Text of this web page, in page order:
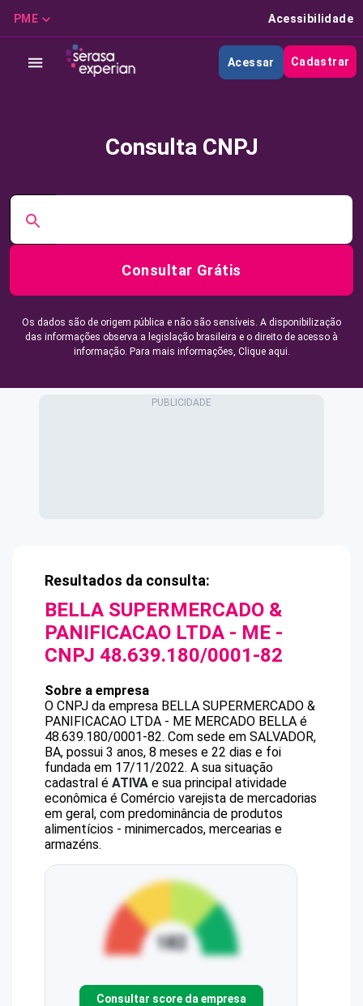
PME Acessibilidade
Acessar Cadastrar
Consulta CNPJ
Consultar Grátis
Os dados são de origem pública e não são sensíveis. A disponibilização
das informações observa a legislação brasileira e o direito de acesso à
informação. Para mais informações, Clique aqui.
Resultados da consulta:
BELLA SUPERMERCADO &
PANIFICACAO LTDA - ME -
CNPJ 48.639.180/0001-82
Sobre a empresa
O CNPJ da empresa BELLA SUPERMERCADO &
PANIFICACAO LTDA - ME MERCADO BELLA é
48.639.180/0001-82. Com sede em SALVADOR,
BA, possui 3 anos, 8 meses e 22 dias e foi
fundada em 17/11/2022. A sua situação
cadastral é ATIVA e sua principal atividade
econômica é Comércio varejista de mercadorias
em geral, com predominância de produtos
alimentícios - minimercados, mercearias e
armazéns.
Consultar score da empresa